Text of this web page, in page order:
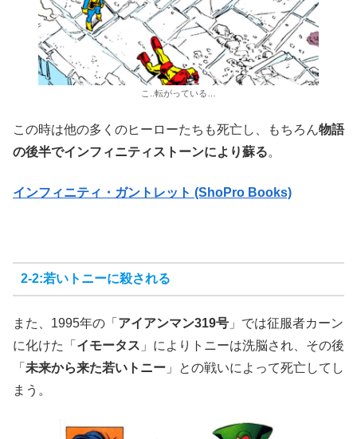
こ..転がっている…
この時は他の多くのヒーローたちも死亡し、もちろん物語
の後半でインフィニティストーンにより蘇る。
インフィニティ・ガントレット (ShoPro Books)
2-2:若いトニーに殺される
また、1995年の「 アイアンマン319号 」では征服者カーン
に化けた「 イモータス 」によりトニーは洗脳され、その後
「 未来から来た若いトニー 」との戦いによって死亡してし
まう。